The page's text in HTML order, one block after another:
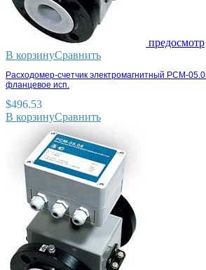
предосмотр
В корзинуСравнить
Расходомер-счетчик электромагнитный РСМ-
фланцевое исп.
$496.53
В корзинуСравнить